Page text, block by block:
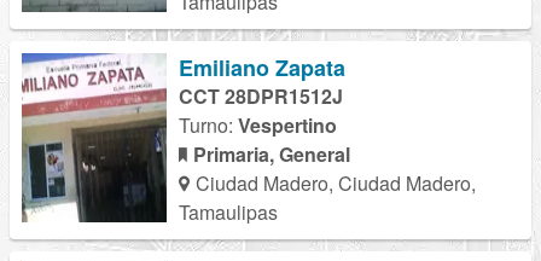
Emiliano Zapata
CCT 28DPR1512J
Turno: Vespertino
Primaria, General
Ciudad Madero, Ciudad Madero,
Tamaulipas